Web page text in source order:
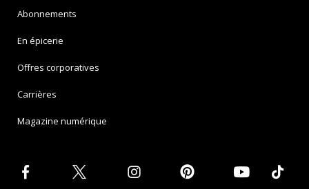
Abonnements
En épicerie
Offres corporatives
Carrières
Magazine numérique